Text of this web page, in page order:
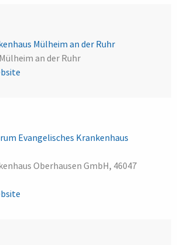
Mülheim an der Ruhr
an der Ruhr
Evangelisches Krankenhaus
Oberhausen GmbH, 46047